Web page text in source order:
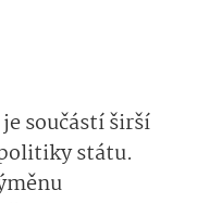
součástí širší
státu.